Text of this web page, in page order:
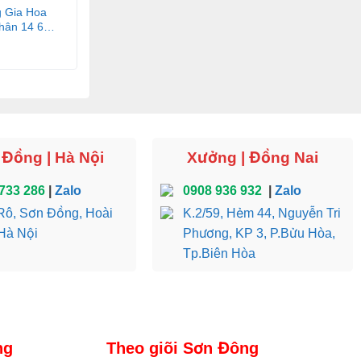
Gia Hoa
14 6
| Hà Nội
286 |Zalo
Sơn Đồng, Hoài
Nội
Xưởng | Đồng Nai
0908 936 932
Zalo
K.2/59, Hẻm 44, Nguyễn Tri
Phương, KP 3, P.Bửu Hòa,
Tp.Biên Hòa
Theo giõi Sơn Đông